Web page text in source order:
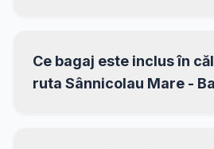
Ce bagaj este inclus în
ruta Sânnicolau Mare -